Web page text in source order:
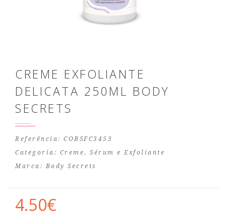
CREME EXFOLIANTE
DELICATA 250ML BODY
SECRETS
Referência: COBSFC3453
Categoria: Creme, Sérum e Exfoliante
Marca: Body Secrets
4.50€